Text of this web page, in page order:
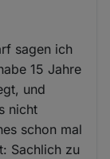
sagen ich
15 Jahre
und
nicht
schon mal
Sachlich zu